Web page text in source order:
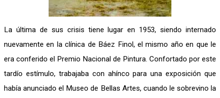
La última de sus crisis tiene lugar en 1953, siendo internado
nuevamente en la clínica de Báez Finol, el mismo año en que le
era conferido el Premio Nacional de Pintura. Confortado por este
tardío estímulo, trabajaba con ahínco para una exposición que
había anunciado el Museo de Bellas Artes, cuando le sobrevino la